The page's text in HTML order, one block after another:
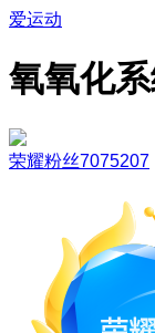
爱运动
氧氧化
荣耀粉丝7075207